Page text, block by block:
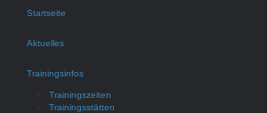
Startseite
Aktuelles
Trainingsinfos
Trainingszeiten
Trainingsstätten